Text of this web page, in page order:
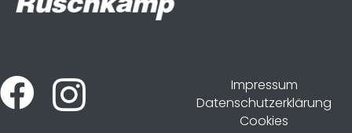
Impressum
Datenschutzerklärung
Cookies